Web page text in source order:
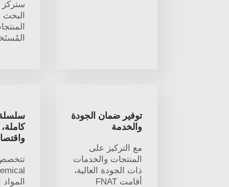
ستركز
توفير ضمان الجودة
والخدمة
مع التركيز على
المنتجات والخدمات
ذات الجودة العالية،
أقامت FNAT